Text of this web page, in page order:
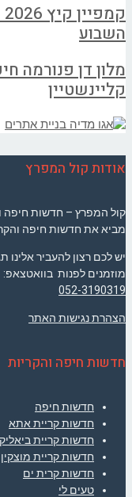
השבוע
מלון דן פנורמה
קליינשטיין
אודות קול המפרץ
קול המפרץ – חדשות חיפה
מביא את חדשות חיפה
יש לכם רצון להעביר
מוזמנים לפנות בוואטצאפ:
052-3190319
הצהרת נגישות האתר
חדשות חיפה והקריות
חדשות חיפה
חדשות קריית אתא
חדשות קריית ביאליק
חדשות קריית מוצקין
חדשות קרית ים
טעים לי